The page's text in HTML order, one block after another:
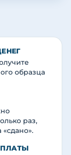
образца
раз,
«сдано».